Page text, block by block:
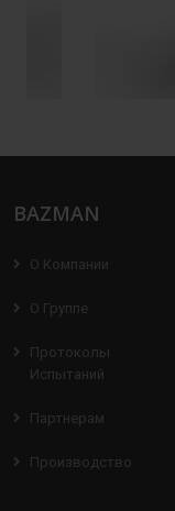
BAZMAN
О Компании
О Группе
Протоколы
Испытаний
Партнерам
Производство